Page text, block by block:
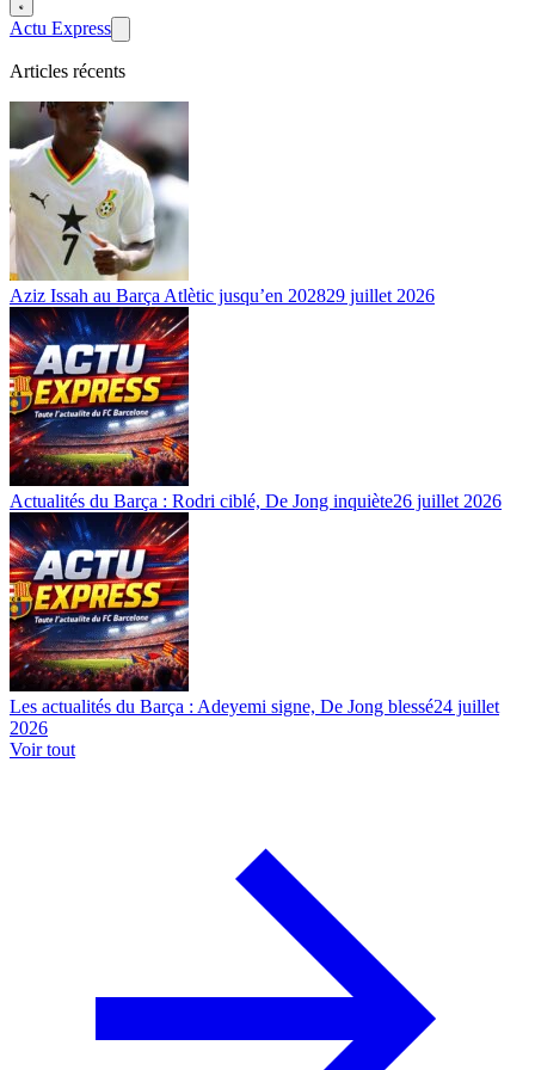
Actu Express
Articles récents
Aziz Issah au Barça Atlètic jusqu’en 202829 juillet 2026
Actualités du Barça : Rodri ciblé, De Jong inquiète26 juillet 2026
Les actualités du Barça : Adeyemi signe, De Jong blessé24 juillet
2026
Voir tout